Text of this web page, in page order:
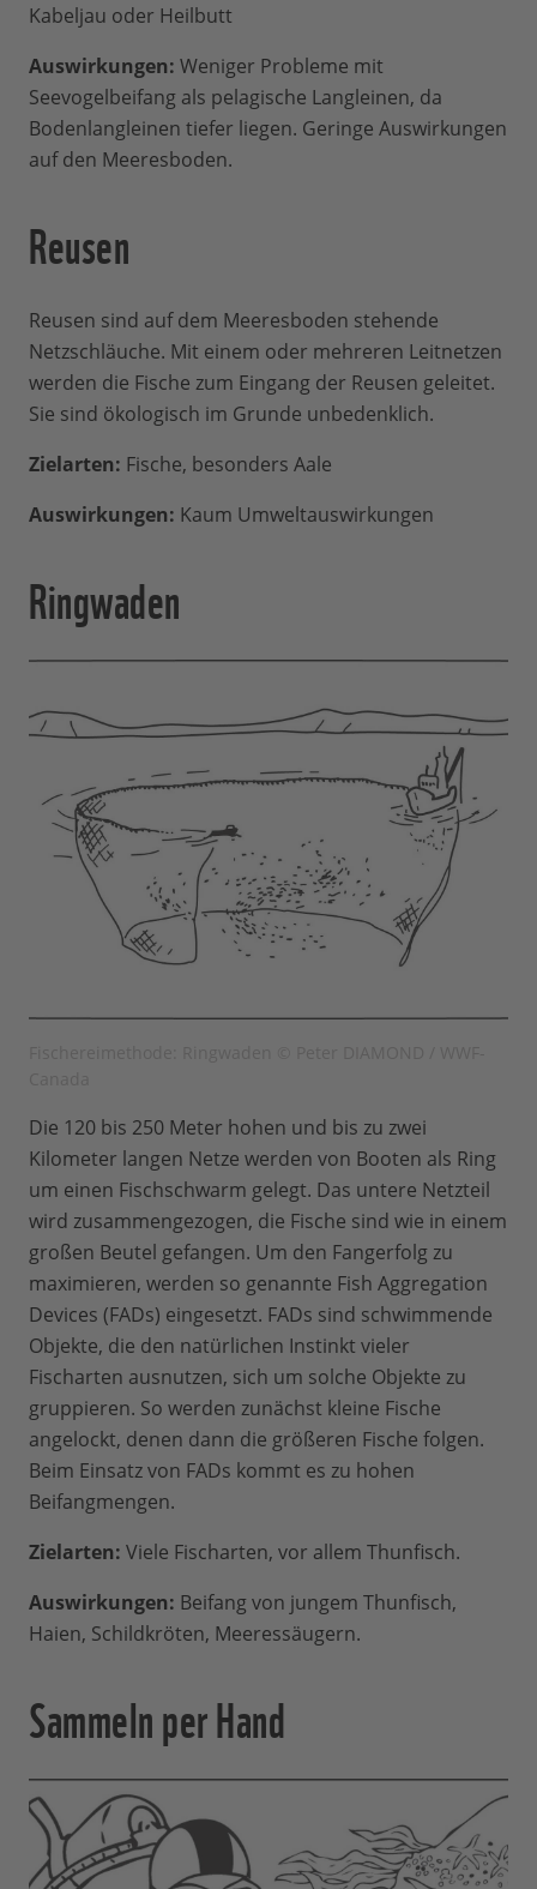
Kabeljau oder Heilbutt
Auswirkungen: Weniger Probleme mit
Seevogelbeifang als pelagische Langleinen, da
Bodenlangleinen tiefer liegen. Geringe Auswirkungen
auf den Meeresboden.
Reusen
Reusen sind auf dem Meeresboden stehende
Netzschläuche. Mit einem oder mehreren Leitnetzen
werden die Fische zum Eingang der Reusen geleitet.
Sie sind ökologisch im Grunde unbedenklich.
Zielarten: Fische, besonders Aale
Auswirkungen: Kaum Umweltauswirkungen
Ringwaden
Die 120 bis 250 Meter hohen und bis zu zwei
Kilometer langen Netze werden von Booten als Ring
um einen Fischschwarm gelegt. Das untere Netzteil
wird zusammengezogen, die Fische sind wie in einem
großen Beutel gefangen. Um den Fangerfolg zu
maximieren, werden so genannte Fish Aggregation
Devices (FADs) eingesetzt. FADs sind schwimmende
Objekte, die den natürlichen Instinkt vieler
Fischarten ausnutzen, sich um solche Objekte zu
gruppieren. So werden zunächst kleine Fische
angelockt, denen dann die größeren Fische folgen.
Beim Einsatz von FADs kommt es zu hohen
Beifangmengen.
Zielarten: Viele Fischarten, vor allem Thunfisch.
Auswirkungen: Beifang von jungem Thunfisch,
Haien, Schildkröten, Meeressäugern.
Sammeln per Hand